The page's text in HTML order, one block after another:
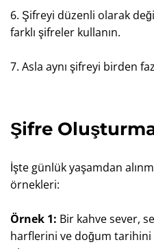
6. Şifreyi düzenli olarak
farklı şifreler kullanın.
7. Asla aynı şifreyi birden
Şifre
İşte günlük yaşamdan
örnekleri:
Örnek 1: Bir kahve sever,
harflerini ve doğum